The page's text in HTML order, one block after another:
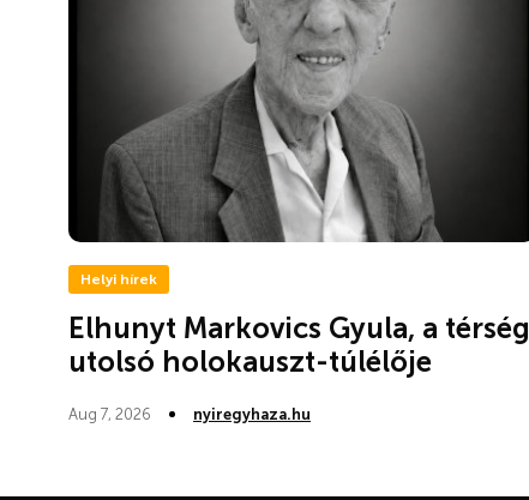
Helyi hírek
Elhunyt Markovics Gyula, a térség
utolsó holokauszt-túlélője
Aug 7, 2026 nyiregyhaza.hu